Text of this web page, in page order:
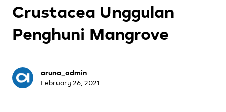
Crustacea Unggulan
Penghuni Mangrove
aruna_admin
February 26, 2021